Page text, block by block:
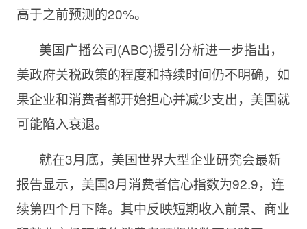
高于之前预测的20%。
美国广播公司(ABC)援引分析进一步指出，
美政府关税政策的程度和持续时间仍不明确，如
果企业和消费者都开始担心并减少支出，美国就
可能陷入衰退。
就在3月底，美国世界大型企业研究会最新
报告显示，美国3月消费者信心指数为92.9，连
续第四个月下降。其中反映短期收入前景、商业